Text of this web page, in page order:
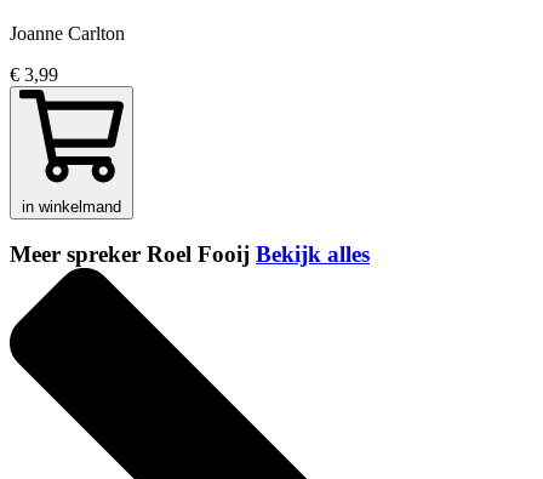
Joanne Carlton
€ 3,99
in winkelmand
Meer spreker Roel Fooij Bekijk alles